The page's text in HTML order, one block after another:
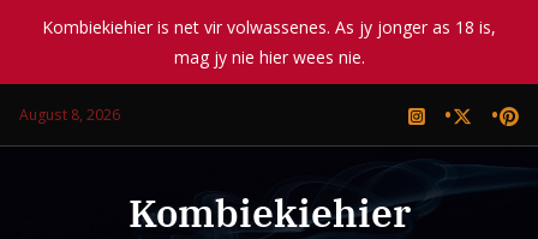
Kombiekiehier is net vir volwassenes. As jy jonger as 18 is,
mag jy nie hier wees nie.
August 8, 2026
Kombiekiehier